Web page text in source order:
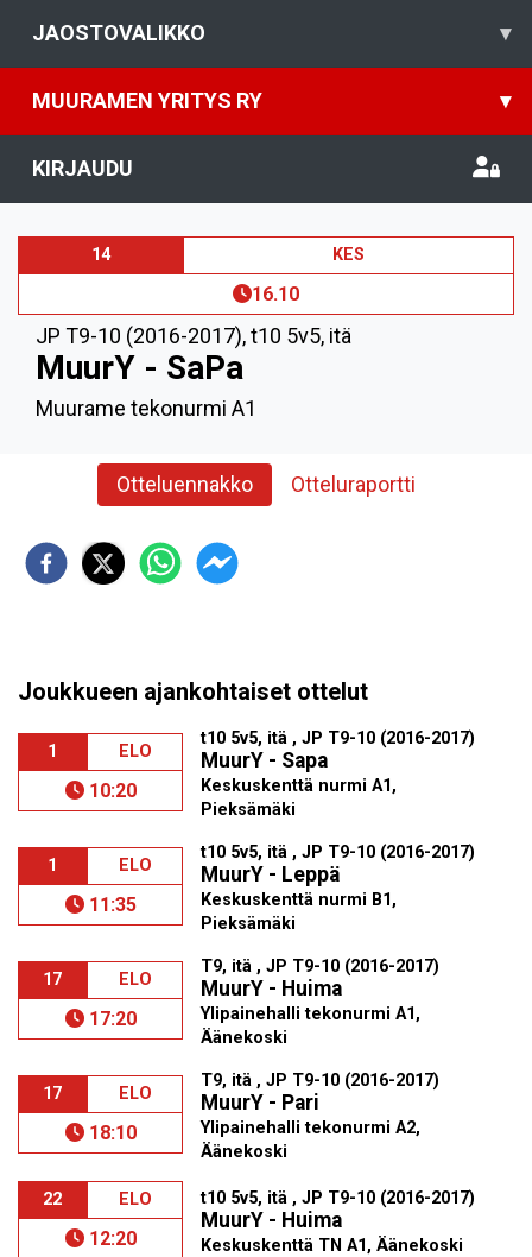
JAOSTOVALIKKO ▾
MUURAMEN YRITYS RY ▾
KIRJAUDU
14 KES
16.10
JP T9-10 (2016-2017),t10 5v5, itä
MuurY - SaPa
Muurame tekonurmi A1
Otteluennakko Otteluraportti
Joukkueen ajankohtaiset ottelut
1 ELO
10:20
t10 5v5, itä , JP T9-10 (2016-2017)
MuurY - Sapa
Keskuskenttä nurmi A1,
Pieksämäki
1 ELO
11:35
t10 5v5, itä , JP T9-10 (2016-2017)
MuurY - Leppä
Keskuskenttä nurmi B1,
Pieksämäki
17 ELO
17:20
T9, itä , JP T9-10 (2016-2017)
MuurY - Huima
Ylipainehalli tekonurmi A1,
Äänekoski
17 ELO
18:10
T9, itä , JP T9-10 (2016-2017)
MuurY - Pari
Ylipainehalli tekonurmi A2,
Äänekoski
22 ELO
12:20
t10 5v5, itä , JP T9-10 (2016-2017)
MuurY - Huima
Keskuskenttä TN A1, Äänekoski